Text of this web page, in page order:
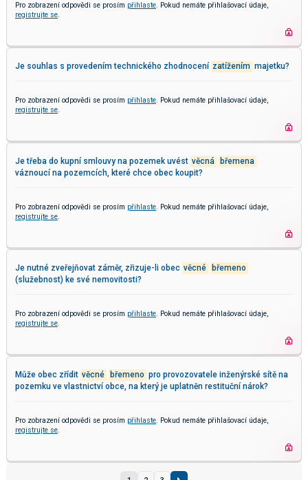
Pro zobrazení odpovědi se prosím přihlaste. Pokud nemáte přihlašovací údaje,
registrujte se.
Je souhlas s provedením technického zhodnocení zatížením majetku?
Pro zobrazení odpovědi se prosím přihlaste. Pokud nemáte přihlašovací údaje,
registrujte se.
Je třeba do kupní smlouvy na pozemek uvést věcná
břemena
váznoucí na pozemcích, které chce obec koupit?
Pro zobrazení odpovědi se prosím přihlaste. Pokud nemáte přihlašovací údaje,
registrujte se.
Je nutné zveřejňovat záměr, zřizuje-li obec věcné
břemeno
(služebnost) ke své nemovitosti?
Pro zobrazení odpovědi se prosím přihlaste. Pokud nemáte přihlašovací údaje,
registrujte se.
Může obec zřídit věcné břemeno pro provozovatele inženýrské sítě na
pozemku ve vlastnictví obce, na který je uplatněn restituční nárok?
Pro zobrazení odpovědi se prosím přihlaste. Pokud nemáte přihlašovací údaje,
registrujte se.